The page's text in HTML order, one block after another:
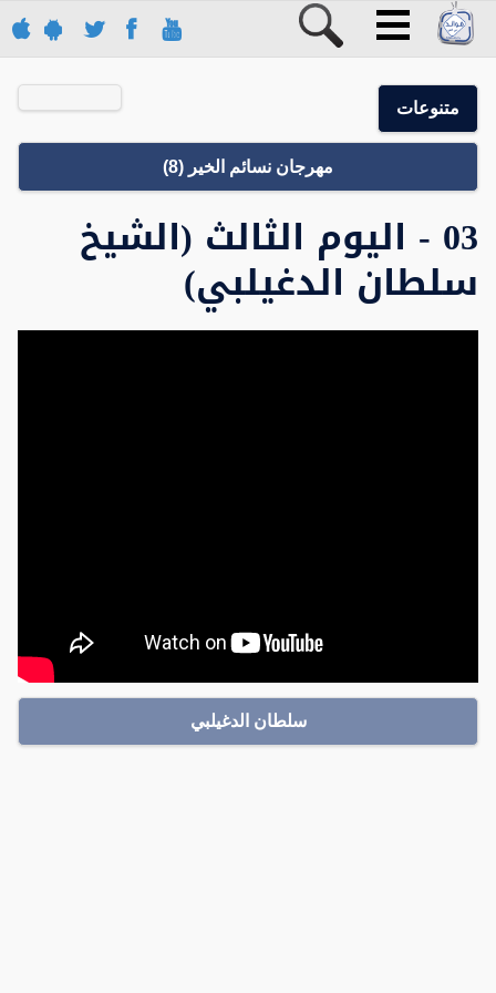
متنوعات
مهرجان نسائم الخير (8)
03 - اليوم الثالث (الشيخ
سلطان الدغيلبي)
سلطان الدغيلبي